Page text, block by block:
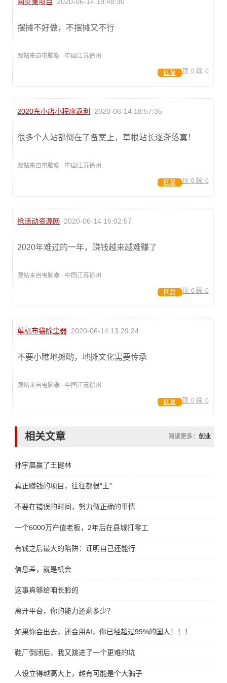
摆摊不好做，不摆摊又不行
跟帖来自电脑端 · 中国江苏徐州
顶: 0 踩: 0
回复
2020东小店小程序返利 2020-06-14 18:57:35
很多个人站都倒在了备案上，草根站长逐渐落寞！
跟帖来自电脑端 · 中国江苏徐州
顶: 0 踩: 0
回复
抢活动资源网 2020-06-14 16:02:57
2020年难过的一年，赚钱越来越难赚了
跟帖来自电脑端 · 中国江苏徐州
顶: 0 踩: 0
回复
单机布袋除尘器 2020-06-14 13:29:24
不要小瞧地摊哟，地摊文化需要传承
跟帖来自电脑端 · 中国江苏徐州
顶: 0 踩: 0
回复
相关文章 阅读更多： 创业
孙宇晨赢了王健林
真正赚钱的项目，往往都很“土”
不要在错误的时间，努力做正确的事情
一个6000万产值老板，2年后在县城打零工
有钱之后最大的陷阱：证明自己还能行
信息差，就是机会
这事真够给咱长脸的
离开平台，你的能力还剩多少？
如果你会出去，还会用AI，你已经超过99%的国人！！！
鞋厂倒闭后，我又跳进了一个更难的坑
人设立得越高大上，越有可能是个大骗子